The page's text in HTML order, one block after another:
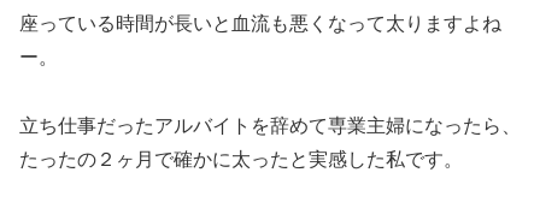
座っている時間が長いと血流も悪くなって太りますよね
ー。
立ち仕事だったアルバイトを辞めて専業主婦になったら、
たったの２ヶ月で確かに太ったと実感した私です。